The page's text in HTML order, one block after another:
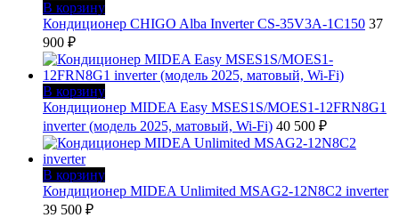
В корзину
Кондиционер CHIGO Alba Inverter CS-35V3A-1С150 37
900 ₽
В корзину
Кондиционер MIDEA Easy MSES1S/MOES1-12FRN8G1
inverter (модель 2025, матовый, Wi-Fi) 40 500 ₽
В корзину
Кондиционер MIDEA Unlimited MSAG2-12N8C2 inverter
39 500 ₽